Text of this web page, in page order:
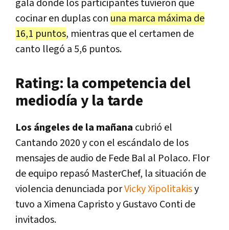
gala donde los participantes tuvieron que
cocinar en duplas con una marca máxima de
16,1 puntos, mientras que el certamen de
canto llegó a 5,6 puntos.
Rating: la competencia del
mediodía y la tarde
Los ángeles de la mañana cubrió el
Cantando 2020 y con el escándalo de los
mensajes de audio de Fede Bal al Polaco. Flor
de equipo repasó MasterChef, la situación de
violencia denunciada porVicky Xipolitakisy
tuvo a Ximena Capristo y Gustavo Conti de
invitados.